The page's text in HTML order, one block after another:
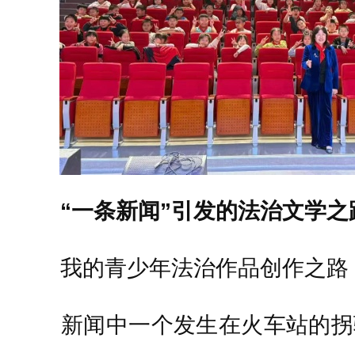
“一条新闻”引发的法治文学之
我的青少年法治作品创作之路
新闻中一个发生在火车站的拐